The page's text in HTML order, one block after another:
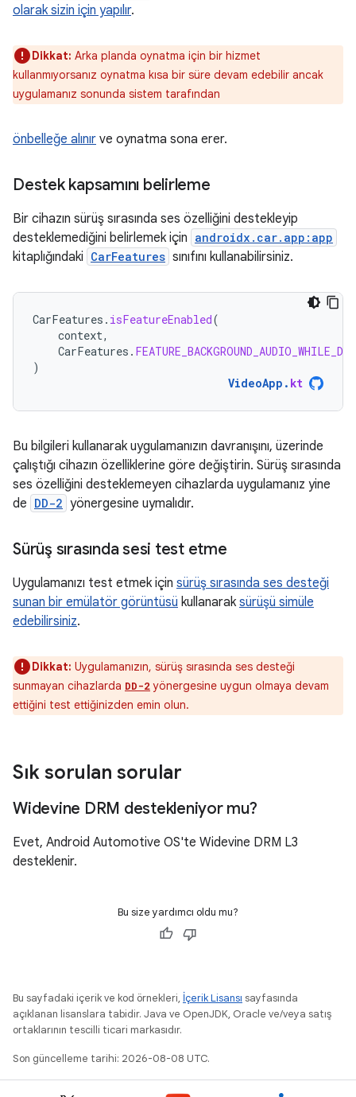
olarak sizin için yapılır.
Dikkat: Arka planda oynatma için bir hizmet
kullanmıyorsanız oynatma kısa bir süre devam edebilir ancak
uygulamanız sonunda sistem tarafından
önbelleğe alınır ve oynatma sona erer.
Destek kapsamını belirleme
Bir cihazın sürüş sırasında ses özelliğini destekleyip
desteklemediğini belirlemek için androidx.car.app:app
kitaplığındaki CarFeatures sınıfını kullanabilirsiniz.
CarFeatures . isFeatureEnabled(
context,
CarFeatures .
)
VideoApp . kt
Bu bilgileri kullanarak uygulamanızın davranışını, üzerinde
çalıştığı cihazın özelliklerine göre değiştirin. Sürüş sırasında
ses özelliğini desteklemeyen cihazlarda uygulamanız yine
de DD-2 yönergesine uymalıdır.
Sürüş sırasında sesi test etme
Uygulamanızı test etmek için sürüş sırasında ses desteği
sunan bir emülatör görüntüsü kullanarak sürüşü simüle
edebilirsiniz.
Dikkat: Uygulamanızın, sürüş sırasında ses desteği
sunmayan cihazlarda DD-2yönergesine uygun olmaya devam
ettiğini test ettiğinizden emin olun.
Sık sorulan sorular
Widevine DRM destekleniyor mu?
Evet, Android Automotive OS'te Widevine DRM L3
desteklenir.
Bu size yardımcı oldu mu?
Bu sayfadaki içerik ve kod örnekleri, İçerik Lisansı sayfasında
açıklanan lisanslara tabidir. Java ve OpenJDK, Oracle ve/veya satış
ortaklarının tescilli ticari markasıdır.
Son güncelleme tarihi: 2026-08-08 UTC.